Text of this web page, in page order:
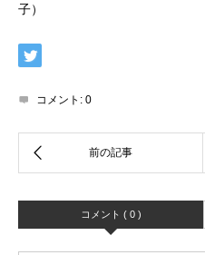
子）
コメント: 0
コメント ( 0 )